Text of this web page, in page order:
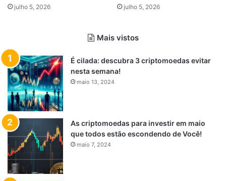
julho 5, 2026 julho 5, 2026
Mais vistos
É cilada: descubra 3 criptomoedas evitar
nesta semana!
maio 13, 2024
As criptomoedas para investir em maio
que todos estão escondendo de Você!
maio 7, 2024